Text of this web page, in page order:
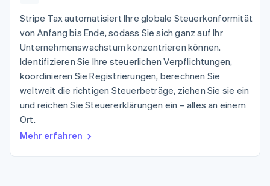
Zugriff auf mehr als
125
Terminal
Zahlungen vor Ort
Authorization
Optimierung der
Autorisierungsraten
Link
Bezahlvorgang
Financial
Verbundene
Datensynchronisierung
Plattformen
SaaS
Nach Branche
KI-Unternehmen
Bewirtung, Reisen und
Versicherungen
Grundlagen der
Abonnementverwaltung
So setzen Sie
nutzungsbasierte
Abrechnung um
Stablecoin-gestützte
Karten ausgeben: So
geht´s
Diensten mit Agenten
Produkt-Roadmap
Stripe Sessions
Karriere
Newsroom
Stripe Press
Kontakt
kontaktieren
Stripe Tax automatisiert Ihre globale Steuerkonformität
von Anfang bis Ende, sodass Sie sich ganz auf Ihr
Unternehmenswachstum konzentrieren können.
Identifizieren Sie Ihre steuerlichen Verpflichtungen,
koordinieren Sie Registrierungen, berechnen Sie
weltweit die richtigen Steuerbeträge, ziehen Sie sie ein
und reichen Sie Steuererklärungen ein – alles an einem
Ort.
Mehr erfahren